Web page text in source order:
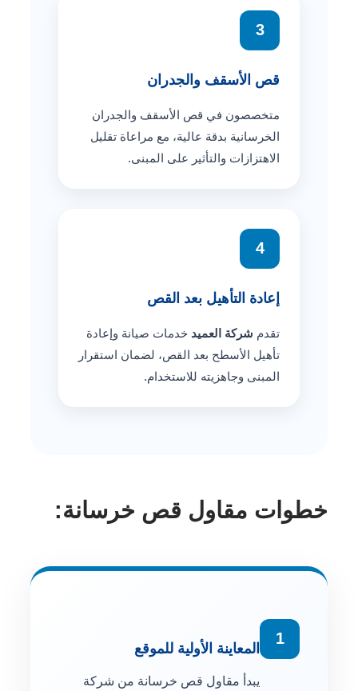
3
قص الأسقف والجدران
متخصصون في قص الأسقف والجدران
الخرسانية بدقة عالية، مع مراعاة تقليل
الاهتزازات والتأثير على المبنى.
4
إعادة التأهيل بعد القص
تقدم شركة العميد خدمات صيانة وإعادة
تأهيل الأسطح بعد القص، لضمان استقرار
المبنى وجاهزيته للاستخدام.
خطوات مقاول قص خرسانة:
1
المعاينة الأولية للموقع
يبدأ مقاول قص خرسانة من شركة